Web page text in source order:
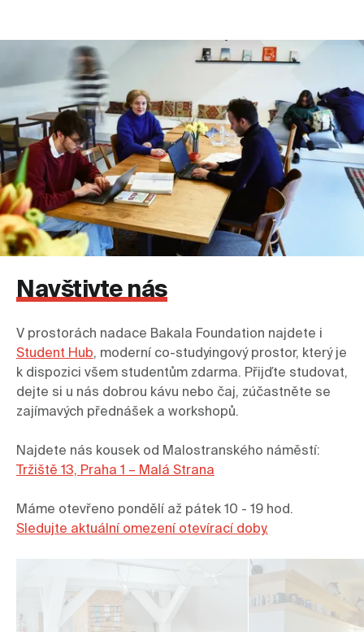
Navštivte nás
Student Hub, moderní co-studyingový prostor, který je
k dispozici všem studentům zdarma. Přijďte studovat,
dejte si u nás dobrou kávu nebo čaj, zúčastněte se
zajímavých přednášek a workshopů.
Tržiště 13, Praha 1 – Malá Strana
Sledujte aktuální omezení otevírací doby.